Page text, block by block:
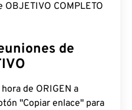
OBJETIVO COMPLETO
de
de ORIGEN a
"Copiar enlace" para